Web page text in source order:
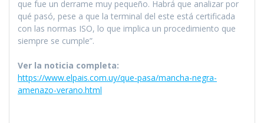
que fue un derrame muy pequeño. Habrá que analizar por
qué pasó, pese a que la terminal del este está certificada
con las normas ISO, lo que implica un procedimiento que
siempre se cumple”.
Ver la noticia completa:
https://www.elpais.com.uy/que-pasa/mancha-negra-
amenazo-verano.html